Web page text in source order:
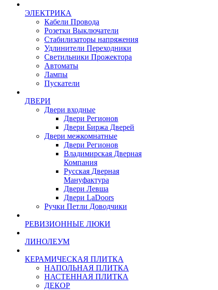
ЭЛЕКТРИКА
Кабели Провода
Розетки Выключатели
Стабилизаторы напряжения
Удлинители Переходники
Светильники Прожектора
Автоматы
Лампы
Пускатели
ДВЕРИ
Двери входные
Двери Регионов
Двери Биржа Дверей
Двери межкомнатные
Двери Регионов
Владимирская Дверная
Компания
Русская Дверная
Мануфактура
Двери Левша
Двери LaDoors
Ручки Петли Доводчики
РЕВИЗИОННЫЕ ЛЮКИ
ЛИНОЛЕУМ
КЕРАМИЧЕСКАЯ ПЛИТКА
НАПОЛЬНАЯ ПЛИТКА
НАСТЕННАЯ ПЛИТКА
ДЕКОР